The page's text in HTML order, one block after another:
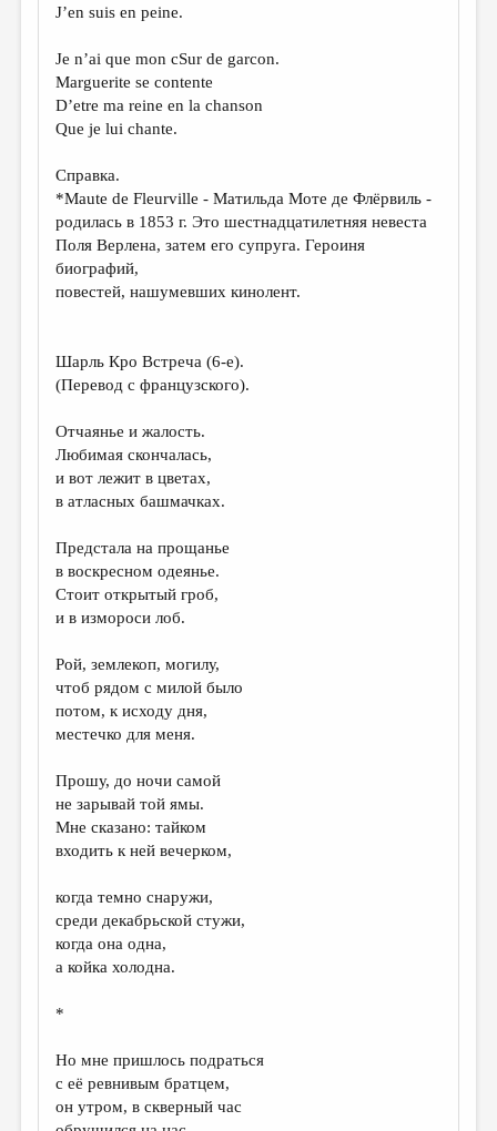
J’en suis en peine.
Je n’ai que mon cSur de garсon.
Marguerite se contente
D’etre ma reine en la chanson
Que je lui chante.
Справка.
*Maute de Fleurville - Матильда Моте де Флёрвиль -
родилась в 1853 г. Это шестнадцатилетняя невеста
Поля Верлена, затем его супруга. Героиня
биографий,
повестей, нашумевших кинолент.
Шарль Кро Встреча (6-е).
(Перевод с французского).
Отчаянье и жалость.
Любимая скончалась,
и вот лежит в цветах,
в атласных башмачках.
Предстала на прощанье
в воскресном одеянье.
Стоит открытый гроб,
и в измороси лоб.
Рой, землекоп, могилу,
чтоб рядом с милой было
потом, к исходу дня,
местечко для меня.
Прошу, до ночи самой
не зарывай той ямы.
Мне сказано: тайком
входить к ней вечерком,
когда темно снаружи,
среди декабрьской стужи,
когда она одна,
а койка холодна.
*
Но мне пришлось подраться
с её ревнивым братцем,
он утром, в скверный час